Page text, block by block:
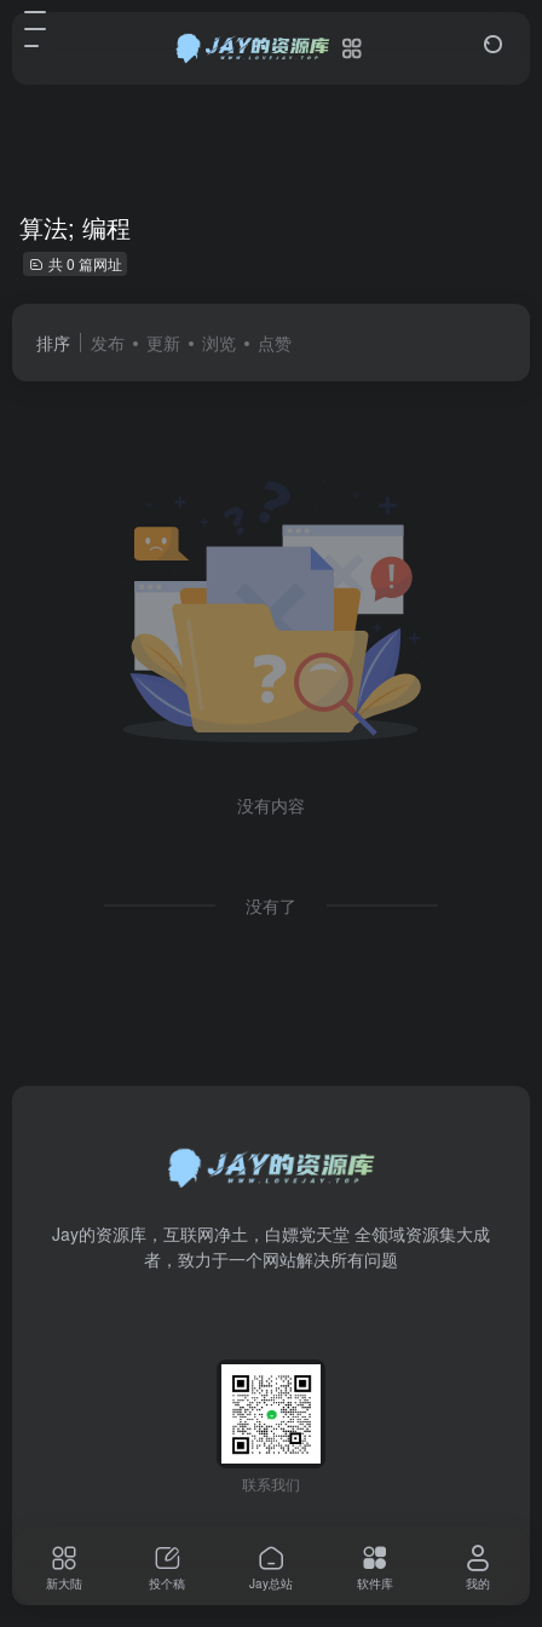
算法; 编程
共 0 篇网址
排序 发布 更新 浏览 点赞
没有内容
没有了
Jay的资源库，互联网净土，白嫖党天堂 全领域资源集大成
者，致力于一个网站解决所有问题
联系我们
新大陆 投个稿 Jay总站 软件库 我的